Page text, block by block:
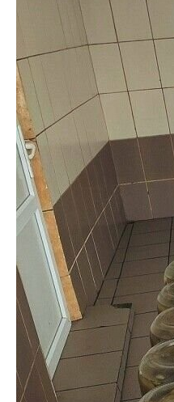
виправна колонія
року було проведено
овочів, вирощених на
установи та придбаних
Відділом
забезпечення було
огірків та 400 кг
Відділом
забезпечення було
огірків та 400 кг кабачків.
[ad_2]
Источник: 0332.ua